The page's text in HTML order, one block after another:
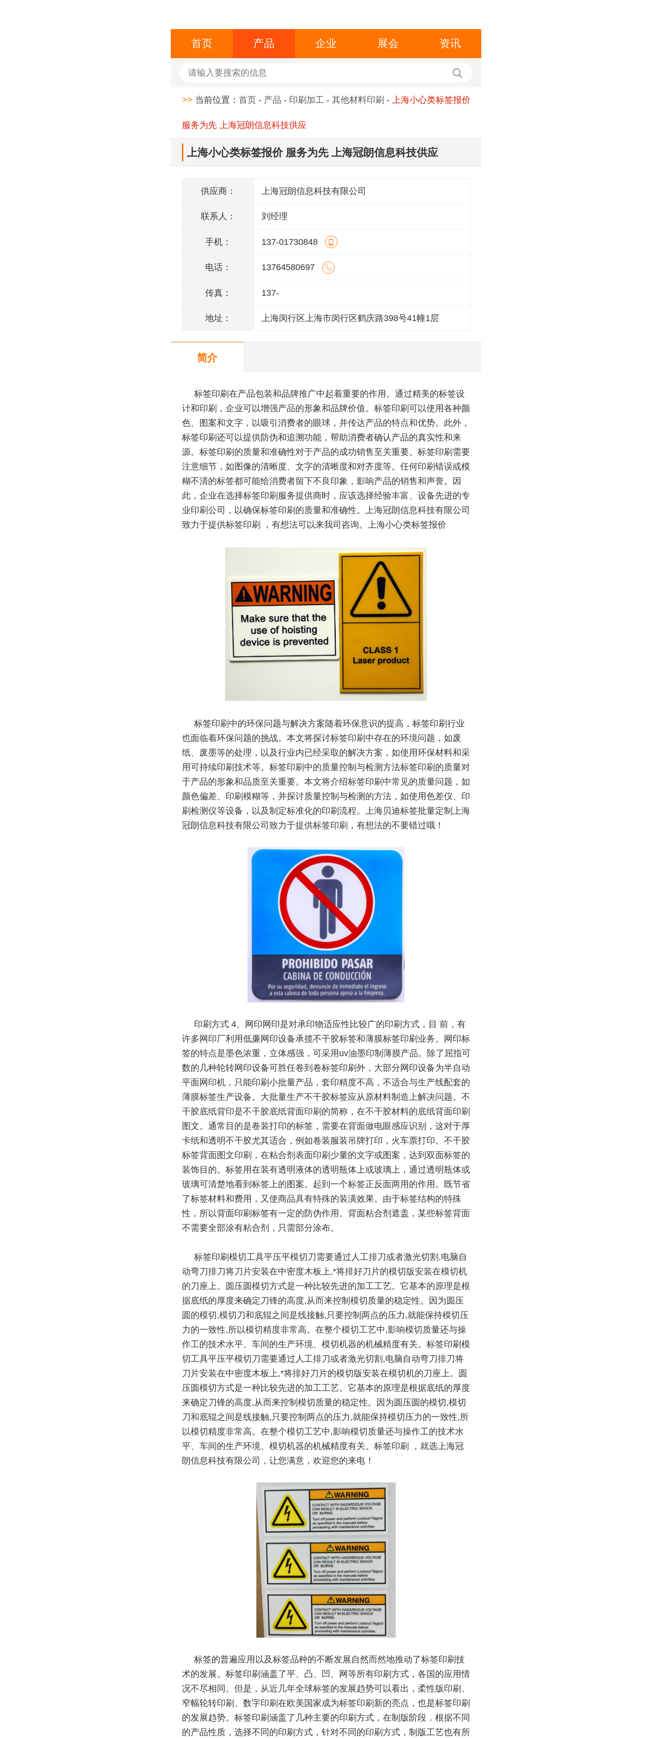
首页 产品 企业 展会 资讯
>> 当前位置： 首页 - 产品 - 印刷加工 - 其他材料印刷 - 上海小心类标签报价
服务为先 上海冠朗信息科技供应
上海小心类标签报价 服务为先 上海冠朗信息科技供应
供应商： 上海冠朗信息科技有限公司
联系人： 刘经理
手机： 137-01730848
电话： 13764580697
传真： 137-
地址： 上海闵行区上海市闵行区鹤庆路398号41幢1层
简介
标签印刷在产品包装和品牌推广中起着重要的作用。通过精美的标签设
计和印刷，企业可以增强产品的形象和品牌价值。标签印刷可以使用各种颜
色、图案和文字，以吸引消费者的眼球，并传达产品的特点和优势。此外，
标签印刷还可以提供防伪和追溯功能，帮助消费者确认产品的真实性和来
源。标签印刷的质量和准确性对于产品的成功销售至关重要。标签印刷需要
注意细节，如图像的清晰度、文字的清晰度和对齐度等。任何印刷错误或模
糊不清的标签都可能给消费者留下不良印象，影响产品的销售和声誉。因
此，企业在选择标签印刷服务提供商时，应该选择经验丰富、设备先进的专
业印刷公司，以确保标签印刷的质量和准确性。上海冠朗信息科技有限公司
致力于提供标签印刷 ，有想法可以来我司咨询。上海小心类标签报价
标签印刷中的环保问题与解决方案随着环保意识的提高，标签印刷行业
也面临着环保问题的挑战。本文将探讨标签印刷中存在的环境问题，如废
纸、废墨等的处理，以及行业内已经采取的解决方案，如使用环保材料和采
用可持续印刷技术等。标签印刷中的质量控制与检测方法标签印刷的质量对
于产品的形象和品质至关重要。本文将介绍标签印刷中常见的质量问题，如
颜色偏差、印刷模糊等，并探讨质量控制与检测的方法，如使用色差仪、印
刷检测仪等设备，以及制定标准化的印刷流程。上海贝迪标签批量定制上海
冠朗信息科技有限公司致力于提供标签印刷，有想法的不要错过哦！
印刷方式 4、网印网印是对承印物适应性比较广的印刷方式，目 前，有
许多网印厂利用低廉网印设备承揽不干胶标签和薄膜标签印刷业务。网印标
签的特点是墨色浓重，立体感强，可采用uv油墨印制薄膜产品。除了屈指可
数的几种轮转网印设备可胜任卷到卷标签印刷外，大部分网印设备为半自动
平面网印机，只能印刷小批量产品，套印精度不高，不适合与生产线配套的
薄膜标签生产设备。大批量生产不干胶标签应从原材料制造上解决问题。不
干胶底纸背印是不干胶底纸背面印刷的简称，在不干胶材料的底纸背面印刷
图文。通常目的是卷装打印的标签，需要在背面做电眼感应识别，这对于厚
卡纸和透明不干胶尤其适合，例如卷装服装吊牌打印，火车票打印。不干胶
标签背面图文印刷，在粘合剂表面印刷少量的文字或图案，达到双面标签的
装饰目的。标签用在装有透明液体的透明瓶体上或玻璃上，通过透明瓶体或
玻璃可清楚地看到标签上的图案。起到一个标签正反面两用的作用。既节省
了标签材料和费用，又使商品具有特殊的装潢效果。由于标签结构的特殊
性，所以背面印刷标签有一定的防伪作用。背面粘合剂遮盖，某些标签背面
不需要全部涂有粘合剂，只需部分涂布。
标签印刷模切工具平压平模切刀需要通过人工排刀或者激光切割,电脑自
动弯刀排刀将刀片安装在中密度木板上,*将排好刀片的模切版安装在模切机
的刀座上。圆压圆模切方式是一种比较先进的加工工艺。它基本的原理是根
据底纸的厚度来确定刀锋的高度,从而来控制模切质量的稳定性。因为圆压
圆的模切,模切刀和底辊之间是线接触,只要控制两点的压力,就能保持模切压
力的一致性,所以模切精度非常高。在整个模切工艺中,影响模切质量还与操
作工的技术水平、车间的生产环境、模切机器的机械精度有关。标签印刷模
切工具平压平模切刀需要通过人工排刀或者激光切割,电脑自动弯刀排刀将
刀片安装在中密度木板上,*将排好刀片的模切版安装在模切机的刀座上。圆
压圆模切方式是一种比较先进的加工工艺。它基本的原理是根据底纸的厚度
来确定刀锋的高度,从而来控制模切质量的稳定性。因为圆压圆的模切,模切
刀和底辊之间是线接触,只要控制两点的压力,就能保持模切压力的一致性,所
以模切精度非常高。在整个模切工艺中,影响模切质量还与操作工的技术水
平、车间的生产环境、模切机器的机械精度有关。标签印刷 ，就选上海冠
朗信息科技有限公司，让您满意，欢迎您的来电！
标签的普遍应用以及标签品种的不断发展自然而然地推动了标签印刷技
术的发展。标签印刷涵盖了平、凸、凹、网等所有印刷方式，各国的应用情
况不尽相同。但是，从近几年全球标签的发展趋势可以看出，柔性版印刷、
窄幅轮转印刷、数字印刷在欧美国家成为标签印刷新的亮点，也是标签印刷
的发展趋势。标签印刷涵盖了几种主要的印刷方式，在制版阶段．根据不同
的产品性质，选择不同的印刷方式，针对不同的印刷方式，制版工艺也有所